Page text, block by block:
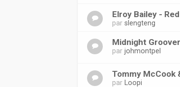
Elroy Bailey -
parslengteng
Midnight
parjohmontpel
Tommy McCook
par Loopi